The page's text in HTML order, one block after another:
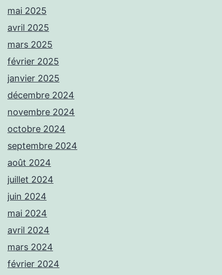
mai 2025
avril 2025
mars 2025
février 2025
janvier 2025
décembre 2024
novembre 2024
octobre 2024
septembre 2024
août 2024
juillet 2024
juin 2024
mai 2024
avril 2024
mars 2024
février 2024